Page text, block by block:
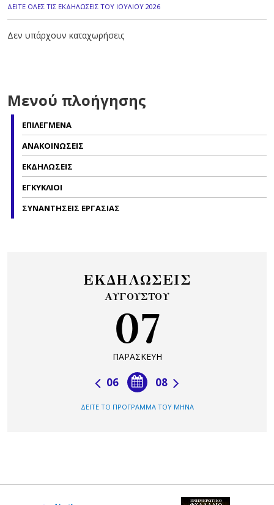
ΔΕΙΤΕ ΟΛΕΣ ΤΙΣ ΕΚΔΗΛΩΣΕΙΣ ΤΟΥ ΙΟΥΛΙΟΥ 2026
Δεν υπάρχουν καταχωρήσεις
Μενού πλοήγησης
ΕΠΙΛΕΓΜΕΝΑ
ΑΝΑΚΟΙΝΩΣΕΙΣ
ΕΚΔΗΛΩΣΕΙΣ
ΕΓΚΥΚΛΙΟΙ
ΣΥΝΑΝΤΗΣΕΙΣ ΕΡΓΑΣΙΑΣ
ΕΚΔΗΛΩΣΕΙΣ
ΑΥΓΟΥΣΤΟΥ
07
ΠΑΡΑΣΚΕΥΗ
08
06
ΔΕΙΤΕ ΤΟ ΠΡΟΓΡΑΜΜΑ ΤΟΥ ΜΗΝΑ